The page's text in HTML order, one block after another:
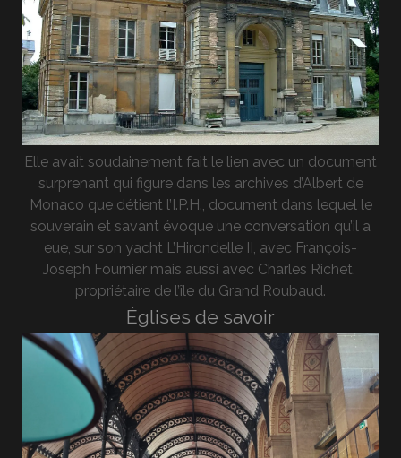
Elle avait soudainement fait le lien avec un document
surprenant qui figure dans les archives d’Albert de
Monaco que détient l’I.P.H., document dans lequel le
souverain et savant évoque une conversation qu’il a
eue, sur son yacht L’Hirondelle II, avec François-
Joseph Fournier mais aussi avec Charles Richet,
propriétaire de l’île du Grand Roubaud.
Églises de savoir